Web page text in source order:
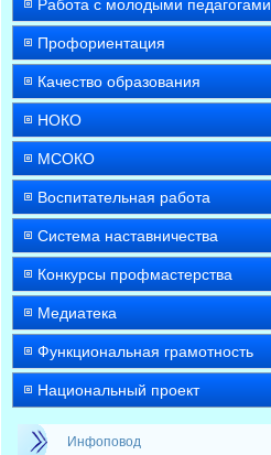
Работа с молодыми педагогами
Профориентация
Качество образования
НОКО
МСОКО
Воспитательная работа
Система наставничества
Конкурсы профмастерства
Медиатека
Функциональная грамотность
Национальный проект
Инфоповод